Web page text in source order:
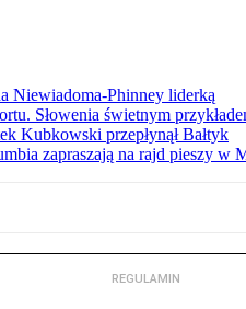
Niewiadoma-Phinney liderką
Słowenia świetnym
Kubkowski przepłynął Bałtyk
zapraszają na rajd pieszy w
REGULAMIN